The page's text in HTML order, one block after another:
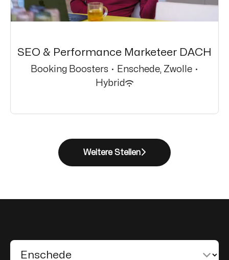
SEO & Performance Marketeer DACH
Booking Boosters · Enschede, Zwolle ·
Hybrid
Weitere Stellen